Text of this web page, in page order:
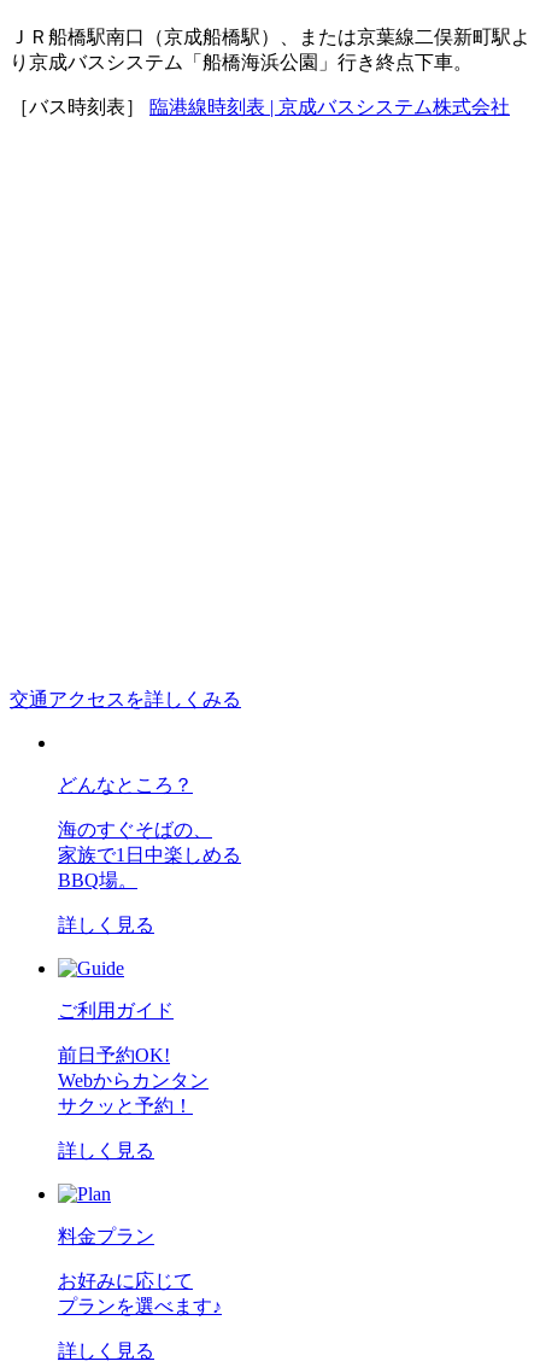
ＪＲ船橋駅南口（京成船橋駅）、または京葉線二俣新町駅よ
り京成バスシステム「船橋海浜公園」行き終点下車。
［バス時刻表］ 臨港線時刻表 | 京成バスシステム株式会社
交通アクセスを詳しくみる
どんなところ？
海のすぐそばの、
家族で1日中楽しめる
BBQ場。
詳しく見る
ご利用ガイド
前日予約OK!
Webからカンタン
サクッと予約！
詳しく見る
料金プラン
お好みに応じて
プランを選べます♪
詳しく見る